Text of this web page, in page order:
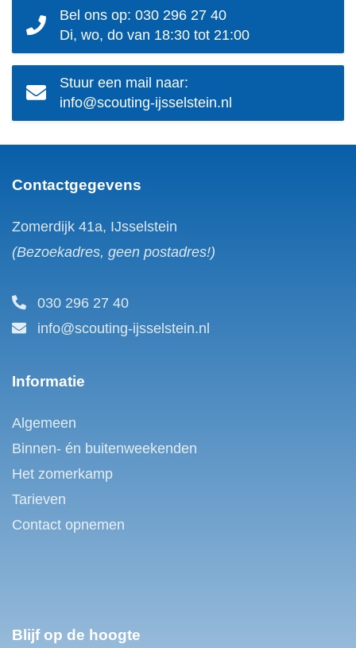
Bel ons op: 030 296 27 40
Di, wo, do van 18:30 tot 21:00
Stuur een mail naar:
info@scouting-ijsselstein.nl
Contactgegevens
Zomerdijk 41a, IJsselstein
(Bezoekadres, geen postadres!)
030 296 27 40
info@scouting-ijsselstein.nl
Informatie
Algemeen
Binnen- én buitenweekenden
Het zomerkamp
Tarieven
Contact opnemen
Blijf op de hoogte